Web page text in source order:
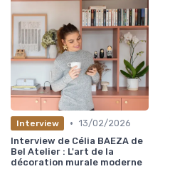
Interview • 13/02/2026
Interview de Célia BAEZA de
Bel Atelier : L'art de la
décoration murale moderne